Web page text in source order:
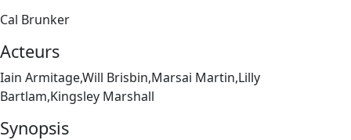
Cal Brunker
Acteurs
Iain Armitage,Will Brisbin,Marsai Martin,Lilly
Bartlam,Kingsley Marshall
Synopsis